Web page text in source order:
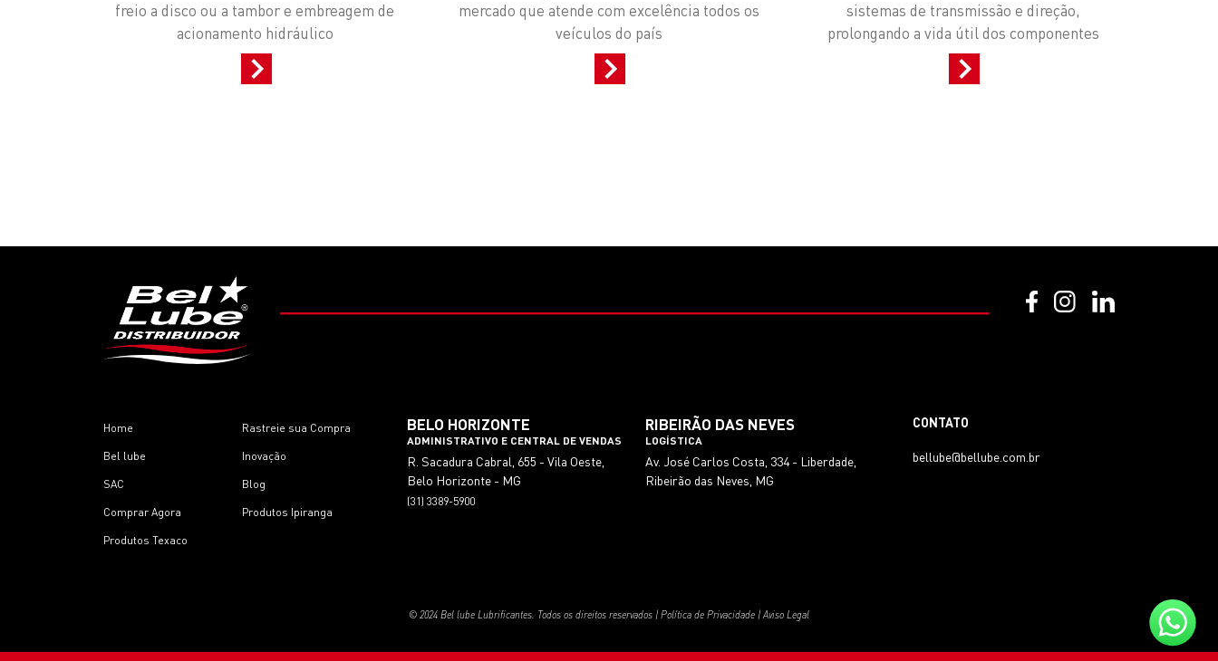
freio a disco ou a tambor e embreagem de
acionamento hidráulico
mercado que atende com excelência todos os
veículos do país
sistemas de transmissão e direção,
prolongando a vida útil dos componentes
Home Rastreie sua Compra
Bel lube Inovação
SAC Blog
Comprar Agora Produtos Ipiranga
Produtos Texaco
BELO HORIZONTE
ADMINISTRATIVO E CENTRAL DE VENDAS
R. Sacadura Cabral, 655 - Vila Oeste,
Belo Horizonte - MG
(31) 3389-5900
RIBEIRÃO DAS NEVES
LOGÍSTICA
Av. José Carlos Costa, 334 - Liberdade,
Ribeirão das Neves, MG
CONTATO
bellube@bellube.com.br
© 2024 Bel lube Lubrificantes. Todos os direitos reservados | Política de Privacidade | Aviso Legal